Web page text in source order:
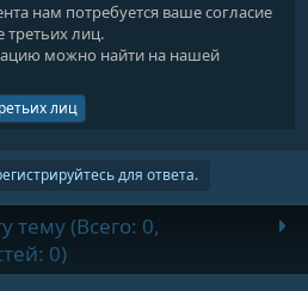
нам потребуется ваше согласие
третьих лиц.
можно найти на нашей
лиц
для ответа.
тему (Всего: 0,
0)